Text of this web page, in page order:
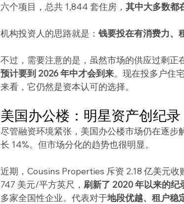
六个项目，总共 1,844 套住房， 其中大多数都
机构投资人的思路就是：钱要投在有消费力、
不过，需要注意的是，虽然市场的供应过剩
预计要到 2026 年中才会到来。现在投多户住
来看，它仍然是资本认可的选择。
美国办公楼：明星资产创纪
尽管融资环境紧张，美国办公楼市场仍在逐
长 14%。但市场分化的趋势也很明显。
近期，Cousins Properties 斥资 2.18 亿美元
747 美元/平方英尺， 刷新了 2020 年以来的纪
多家全国性企业。代表对于地段优越、租户稳